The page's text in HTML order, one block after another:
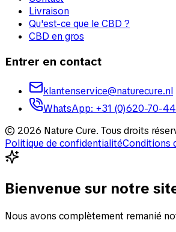
Livraison
Qu'est-ce que le CBD ?
CBD en gros
Entrer en contact
klantenservice@naturecure.nl
WhatsApp: +31 (0)620-70-
© 2026 Nature Cure. Tous droits
Politique de confidentialitéConditions
Bienvenue sur notre
Nous avons complètement remanié